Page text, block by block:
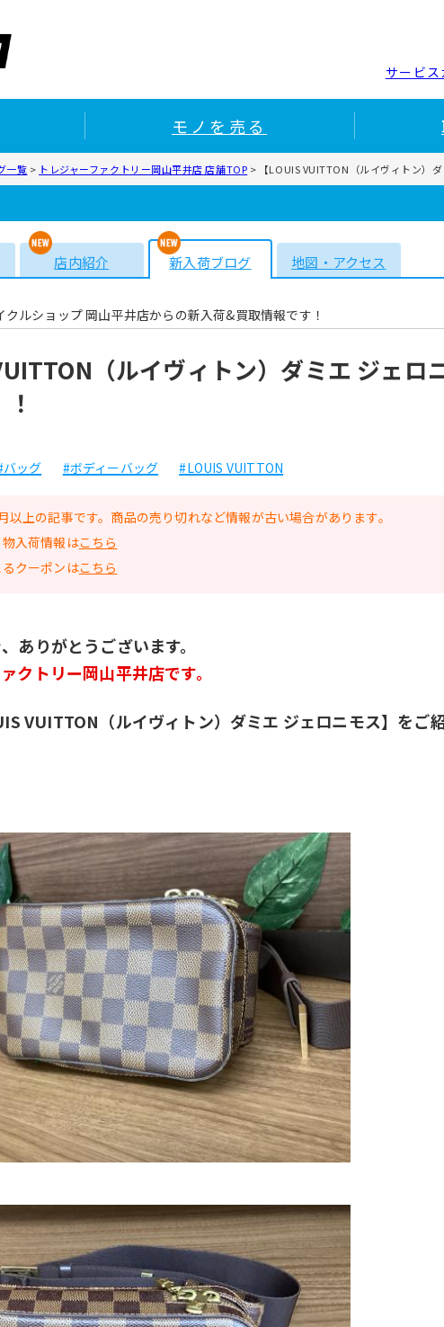
サービス
モノを売る
一覧 > トレジャーファクトリー岡山平井店 店舗TOP > 【LOUIS VUITTON（ルイヴィトン）
店内紹介 新入荷ブログ 地図・アクセス
ルショップ 岡山平井店からの新入荷&買取情報です！
（ルイヴィトン）ダミエ ジェロ
バッグ #ボディーバッグ #LOUIS VUITTON
以上の記事です。商品の売り切れなど情報が古い場合があります。
入荷情報はこちら
クーポンはこちら
ありがとうございます。
クトリー岡山平井店です。
VUITTON（ルイヴィトン）ダミエ ジェロニモス】をご